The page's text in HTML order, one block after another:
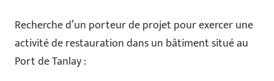
Recherche d’un porteur de projet pour exercer une
activité de restauration dans un bâtiment situé au
Port de Tanlay :